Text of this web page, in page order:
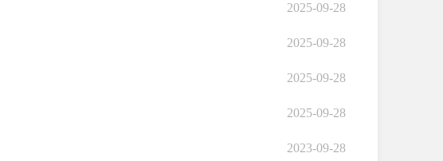
2025-09-28
2025-09-28
2025-09-28
2025-09-28
2023-09-28